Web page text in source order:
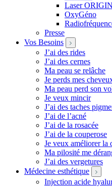
Laser ORIGIN
OxyGéno
Presse
Vos Besoins
J’ai des rides
J’ai des cernes
Ma peau se relâche
Je perds mes
Ma peau perd son
Je veux mincir
J’ai des taches
J’ai de l’acné
J’ai de la rosacée
J’ai de la couperose
Je veux améliorer la
Ma pilosité me
J’ai des vergetures
Médecine esthétique
Injection acide